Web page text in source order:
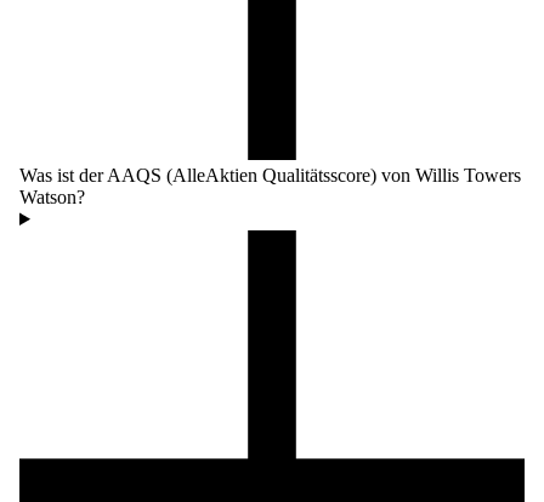
Was ist der AAQS (AlleAktien Qualitätsscore) von Willis Towers
Watson?